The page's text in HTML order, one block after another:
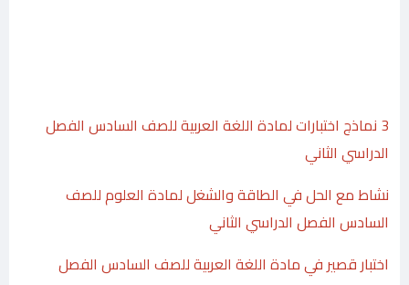
3 نماذج اختبارات لمادة اللغة العربية للصف السادس الفصل
الدراسي الثاني
نشاط مع الحل في الطاقة والشغل لمادة العلوم للصف
السادس الفصل الدراسي الثاني
اختبار قصير في مادة اللغة العربية للصف السادس الفصل